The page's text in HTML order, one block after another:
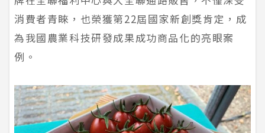
消費者青睞，也榮獲第22屆國家新創獎肯定，成
為我國農業科技研發成果成功商品化的亮眼案
例。